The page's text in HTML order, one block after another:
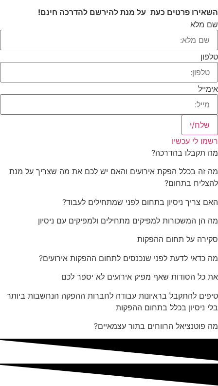
השאירו פרטים כעת על מנת להירשם להדרכה חינם!
שם מלא
טלפון
אימייל
שלח/י
רשמו לי עכשיו
מה תקבלו בהדרכה?
מה זה בכלל הפקת אירועים והאם יש לכם את מה שצריך על מנת
להצליח בתחום?
האם צריך ניסיון בתחום לפני שמתחילים לעבוד?
מה הן המשכורות למפיקים מתחילים ולמפיקים עם ניסיון
סקירה על תחום ההפקות
מה כדאי לדעת לפני שנכנסים לתחום ההפקות אירועים?
את כל הסודות שאף מפיק אירועים לא יספר לכם
טיפים להתקבל בראיונות עבודה לחברות ההפקה הנחשבות ביותר
בלי ניסיון בכלל בתחום ההפקות
מה פוטנציאל הרווחים בתור עצמאיים?